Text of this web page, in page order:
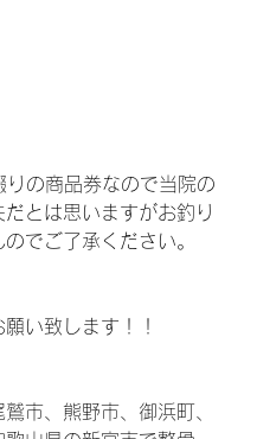
の商品券なので当院の
だとは思いますがお釣り
でご了承ください。
い致します！！
市、熊野市、御浜町、